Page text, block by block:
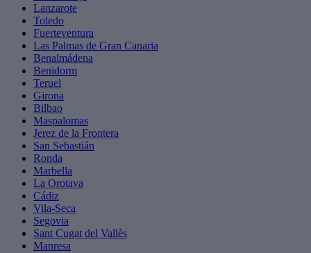
Lanzarote
Toledo
Fuerteventura
Las Palmas de Gran Canaria
Benalmádena
Benidorm
Teruel
Girona
Bilbao
Maspalomas
Jerez de la Frontera
San Sebastián
Ronda
Marbella
La Orotava
Cádiz
Vila-Seca
Segovia
Sant Cugat del Vallès
Manresa